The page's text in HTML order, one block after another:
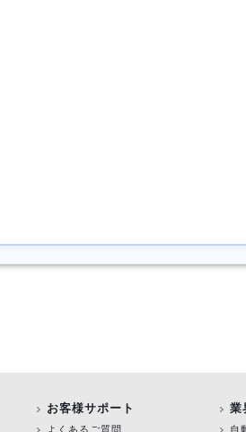
お客様サポート
よくあるご質問
業
自